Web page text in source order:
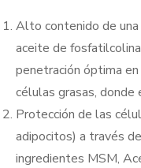
Alto contenido de
aceite de
penetración óptima
células grasas, donde
Protección de las
adipocitos) a través
ingredientes MSM,